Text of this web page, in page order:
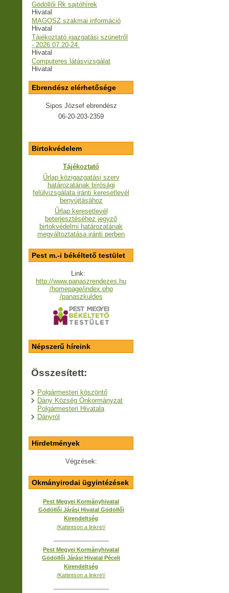
Gödöllői Rk sajtóhírek
Hivatal
MAGOSZ szakmai információ
Hivatal
Tájékoztató igazgatási szünetről
- 2026.07.20-24.
Hivatal
Computeres látásvizsgálat
Hivatal
Ebrendész elérhetősége
Sipos József ebrendész
06-20-203-2359
Birtokvédelem
Tájékoztató
Űrlap közigazgatási szerv
határozatának bírósági
felülvizsgálata iránti keresetlevél
benyújtásához
Űrlap keresetlevél
beterjesztéséhez jegyző
birtokvédelmi határozatának
megváltoztatása iránti perben
Pest m.-i békéltető testület
Link:
http://www.panaszrendezes.hu
/homepage/index.php
/panaszkuldes
Népszerű híreink
Összesített:
Polgármesteri köszöntő
Dány Község Önkormányzat
Polgármesteri Hivatala
Dányról
Hirdetmények
Végzések:
Okmányirodai ügyintézések
Pest Megyei Kormányhivatal
Gödöllői Járási Hivatal Gödöllői
Kirendeltség
/Kattintson a linkre!/
Pest Megyei Kormányhivatal
Gödöllői Járási Hivatal Péceli
Kirendeltség
/Kattintson a linkre!/